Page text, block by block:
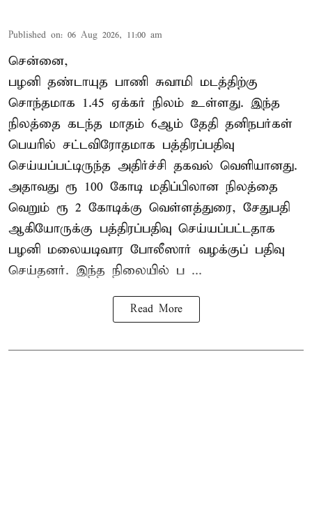
Published on: 06 Aug 2026, 11:00 am
சென்னை,
பழனி தண்டாயுத பாணி சுவாமி மடத்திற்கு
சொந்தமாக 1.45 ஏக்கர் நிலம் உள்ளது. இந்த
நிலத்தை கடந்த மாதம் 6ஆம் தேதி தனிநபர்கள்
பெயரில் சட்டவிரோதமாக பத்திரப்பதிவு
செய்யப்பட்டிருந்த அதிர்ச்சி தகவல் வெளியானது.
அதாவது ரூ 100 கோடி மதிப்பிலான நிலத்தை
வெறும் ரூ 2 கோடிக்கு வெள்ளத்துரை, சேதுபதி
ஆகியோருக்கு பத்திரப்பதிவு செய்யப்பட்டதாக
பழனி மலையடிவார போலீஸார் வழக்குப் பதிவு
செய்தனர். இந்த நிலையில் ப ...
Read More